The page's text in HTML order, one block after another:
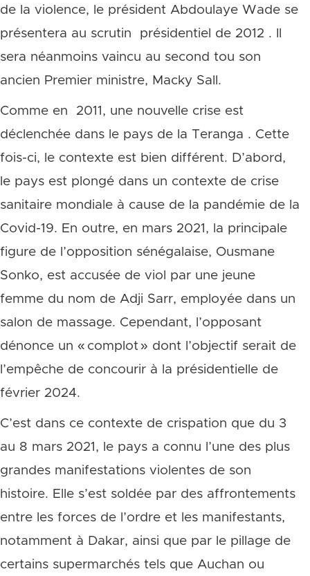
de la violence, le président Abdoulaye Wade se
présentera au scrutin présidentiel de 2012 . Il
sera néanmoins vaincu au second tou son
ancien Premier ministre, Macky Sall.
Comme en 2011, une nouvelle crise est
déclenchée dans le pays de la Teranga . Cette
fois-ci, le contexte est bien différent. D’abord,
le pays est plongé dans un contexte de crise
sanitaire mondiale à cause de la pandémie de la
Covid-19. En outre, en mars 2021, la principale
figure de l’opposition sénégalaise, Ousmane
Sonko, est accusée de viol par une jeune
femme du nom de Adji Sarr, employée dans un
salon de massage. Cependant, l’opposant
dénonce un « complot » dont l’objectif serait de
l’empêche de concourir à la présidentielle de
février 2024.
C’est dans ce contexte de crispation que du 3
au 8 mars 2021, le pays a connu l’une des plus
grandes manifestations violentes de son
histoire. Elle s’est soldée par des affrontements
entre les forces de l’ordre et les manifestants,
notamment à Dakar, ainsi que par le pillage de
certains supermarchés tels que Auchan ou